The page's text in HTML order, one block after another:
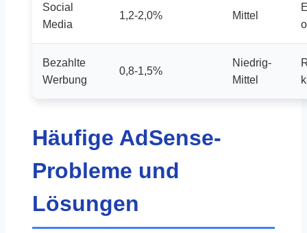
Social
Media
1,2-2,0% Mittel
Bezahlte
Werbung
0,8-1,5%
Niedrig-
Mittel
Häufige AdSense-
Probleme und
Lösungen